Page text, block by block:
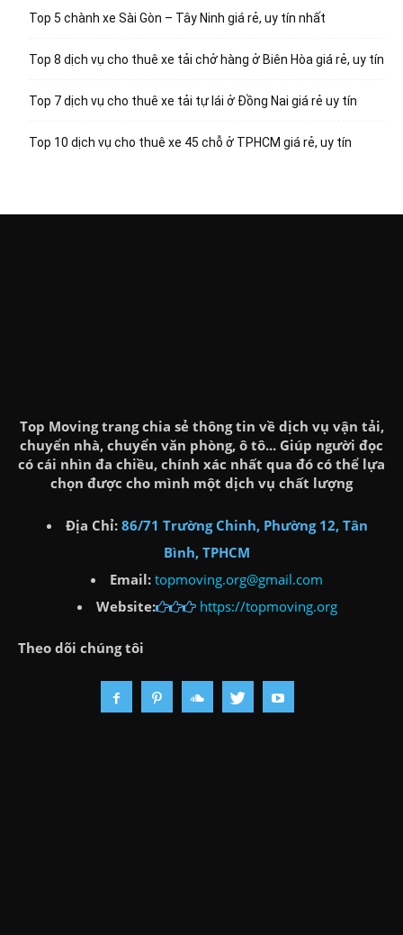
Top 5 chành xe Sài Gòn – Tây Ninh giá rẻ, uy tín nhất
Top 8 dịch vụ cho thuê xe tải chở hàng ở Biên Hòa giá rẻ, uy tín
Top 7 dịch vụ cho thuê xe tải tự lái ở Đồng Nai giá rẻ uy tín
Top 10 dịch vụ cho thuê xe 45 chỗ ở TPHCM giá rẻ, uy tín
Top Moving trang chia sẻ thông tin về dịch vụ vận tải,
chuyển nhà, chuyển văn phòng, ô tô... Giúp người đọc
có cái nhìn đa chiều, chính xác nhất qua đó có thể lựa
chọn được cho mình một dịch vụ chất lượng
Địa Chỉ: 86/71 Trường Chinh, Phường 12, Tân
Bình, TPHCM
Email: topmoving.org@gmail.com
Website:
https://topmoving.org
Theo dõi chúng tôi